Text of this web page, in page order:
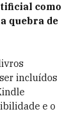
como
quebra de
incluídos
e o